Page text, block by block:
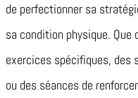
de perfectionner sa
sa condition physique. Que
exercices spécifiques, des
ou des séances de